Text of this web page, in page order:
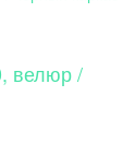
велюр /